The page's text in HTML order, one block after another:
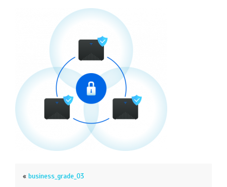
« business_grade_03